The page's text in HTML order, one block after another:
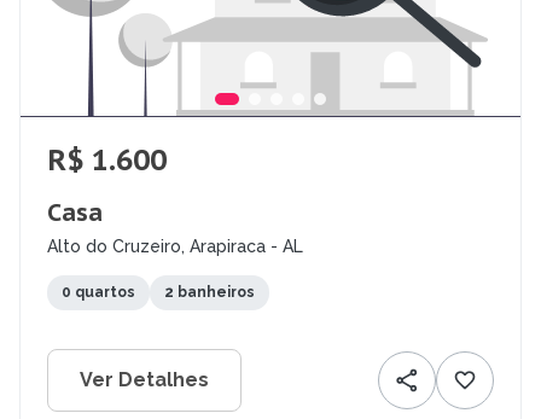
R$ 1.600
Casa
Alto do Cruzeiro, Arapiraca - AL
0 quartos 2 banheiros
Ver Detalhes